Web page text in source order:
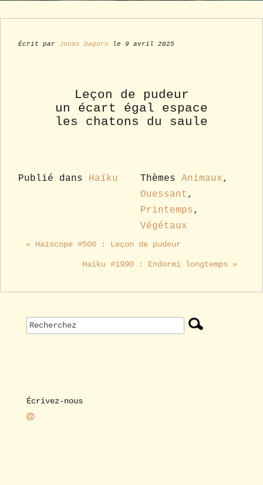
Écrit par Jonas Dagorn le 9 avril 2025
Leçon de pudeur
un écart égal espace
les chatons du saule
Publié dans Haïku Thèmes Animaux,
Ouessant ,
Printemps,
Végétaux
« Haïscope #506 : Leçon de pudeur
Haïku #1990 : Endormi longtemps »
Écrivez-nous